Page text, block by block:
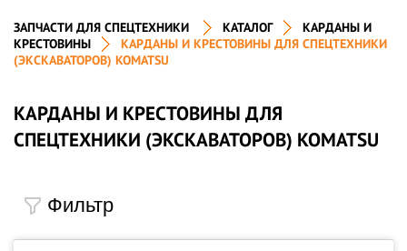
ЗАПЧАСТИ ДЛЯ СПЕЦТЕХНИКИ КАТАЛОГ
КАРДАНЫ И
КРЕСТОВИНЫ
КАРДАНЫ И КРЕСТОВИНЫ ДЛЯ СПЕЦТЕХНИКИ
(ЭКСКАВАТОРОВ) KOMATSU
КАРДАНЫ И КРЕСТОВИНЫ ДЛЯ
СПЕЦТЕХНИКИ (ЭКСКАВАТОРОВ) KOMATSU
Фильтр